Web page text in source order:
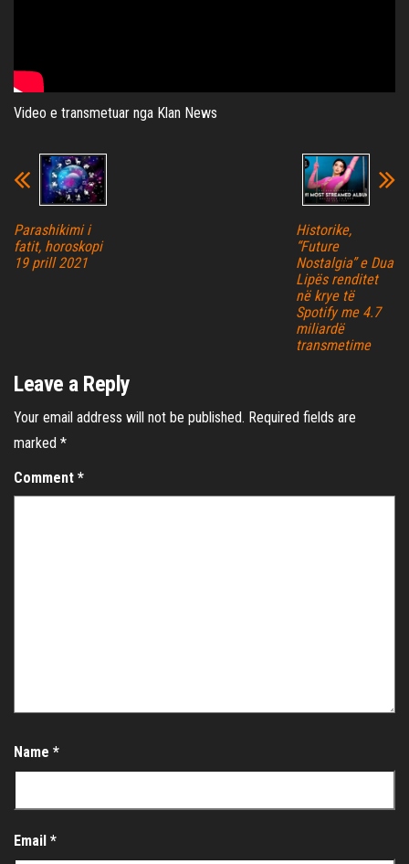
Video e transmetuar nga Klan News
Parashikimi i
fatit, horoskopi
19 prill 2021
Historike,
“Future
Nostalgia” e Dua
Lipës renditet
në krye të
Spotify me 4.7
miliardë
transmetime
Leave a Reply
Your email address will not be published. Required fields are
marked *
Comment *
Name *
Email *